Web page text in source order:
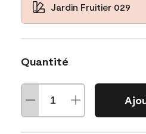
Jardin Fruitier 029
Quantité